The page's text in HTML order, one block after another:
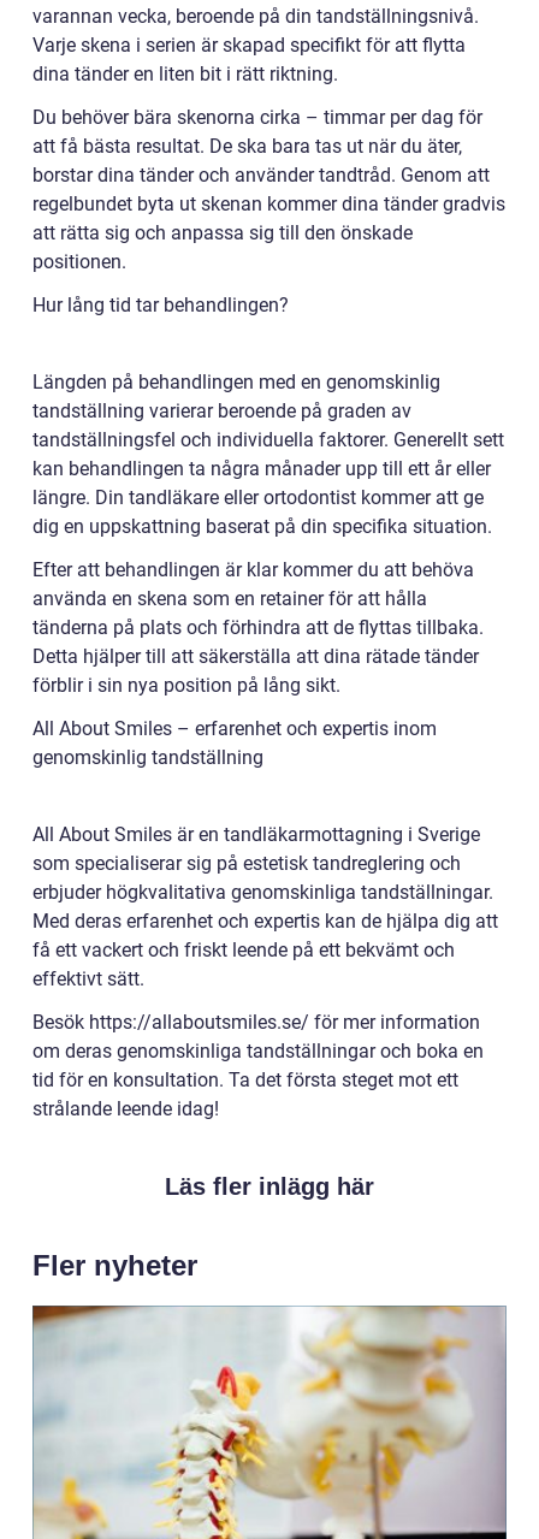
varannan vecka, beroende på din tandställningsnivå.
Varje skena i serien är skapad specifikt för att flytta
dina tänder en liten bit i rätt riktning.
Du behöver bära skenorna cirka – timmar per dag för
att få bästa resultat. De ska bara tas ut när du äter,
borstar dina tänder och använder tandtråd. Genom att
regelbundet byta ut skenan kommer dina tänder gradvis
att rätta sig och anpassa sig till den önskade
positionen.
Hur lång tid tar behandlingen?
Längden på behandlingen med en genomskinlig
tandställning varierar beroende på graden av
tandställningsfel och individuella faktorer. Generellt sett
kan behandlingen ta några månader upp till ett år eller
längre. Din tandläkare eller ortodontist kommer att ge
dig en uppskattning baserat på din specifika situation.
Efter att behandlingen är klar kommer du att behöva
använda en skena som en retainer för att hålla
tänderna på plats och förhindra att de flyttas tillbaka.
Detta hjälper till att säkerställa att dina rätade tänder
förblir i sin nya position på lång sikt.
All About Smiles – erfarenhet och expertis inom
genomskinlig tandställning
All About Smiles är en tandläkarmottagning i Sverige
som specialiserar sig på estetisk tandreglering och
erbjuder högkvalitativa genomskinliga tandställningar.
Med deras erfarenhet och expertis kan de hjälpa dig att
få ett vackert och friskt leende på ett bekvämt och
effektivt sätt.
Besök https://allaboutsmiles.se/ för mer information
om deras genomskinliga tandställningar och boka en
tid för en konsultation. Ta det första steget mot ett
strålande leende idag!
Läs fler inlägg här
Fler nyheter